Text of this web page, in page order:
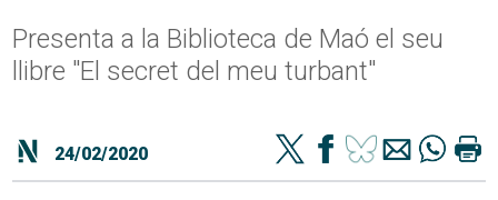
Presenta a la Biblioteca de Maó el seu
llibre "El secret del meu turbant"
24/02/2020